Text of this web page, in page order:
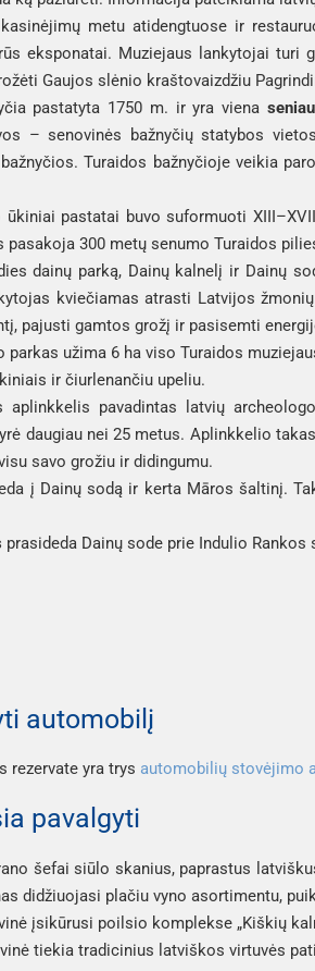
metu atidengtuose ir
eksponatai. Muziejaus lankytojai turi
Gaujos slėnio kraštovaizdžiu
pastatyta 1750 m. ir yra viena
– senovinės bažnyčių statybos
Turaidos bažnyčioje veikia
ūkiniai pastatai buvo suformuoti
pasakoja 300 metų senumo Turaidos
dainų parką, Dainų kalnelį ir Dainų
kviečiamas atrasti Latvijos
pajusti gamtos grožį ir pasisemti
parkas užima 6 ha viso Turaidos
ir čiurlenančiu upeliu.
aplinkkelis pavadintas latvių
daugiau nei 25 metus. Aplinkkelio
savo grožiu ir didingumu.
į Dainų sodą ir kerta Māros šaltinį.
prasideda Dainų sode prie Indulio
automobilį
rezervate yra trys automobilių stovėjimo
pavalgyti
šefai siūlo skanius, paprastus
didžiuojasi plačiu vyno asortimentu,
įsikūrusi poilsio komplekse „Kiškių
tiekia tradicinius latviškos virtuvės